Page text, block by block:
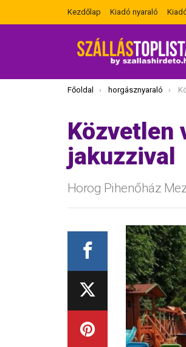
Kezdőlap Kiadó nyaraló
Itt vagy most:
Főoldal horgásznyaraló
Közvetlen
jakuzzival
Horog Pihenőház